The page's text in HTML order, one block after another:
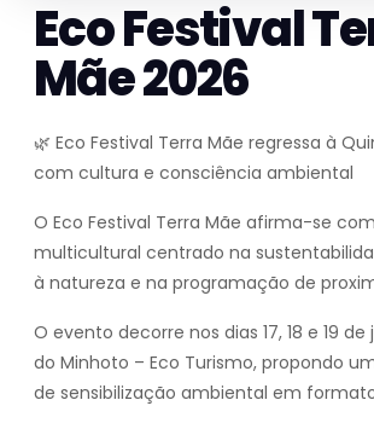
Eco Festival
Mãe 2026
🌿 Eco Festival Terra Mãe regressa à
com cultura e consciência ambiental
O Eco Festival Terra Mãe afirma-se
multicultural centrado na
à natureza e na programação de
O evento decorre nos dias 17, 18 e 19
do Minhoto – Eco Turismo, propondo
de sensibilização ambiental em